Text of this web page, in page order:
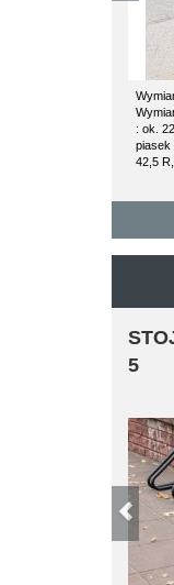
Wymiary:
Wymiary :
: ok. 225 kg
piasek
42,5 R, …